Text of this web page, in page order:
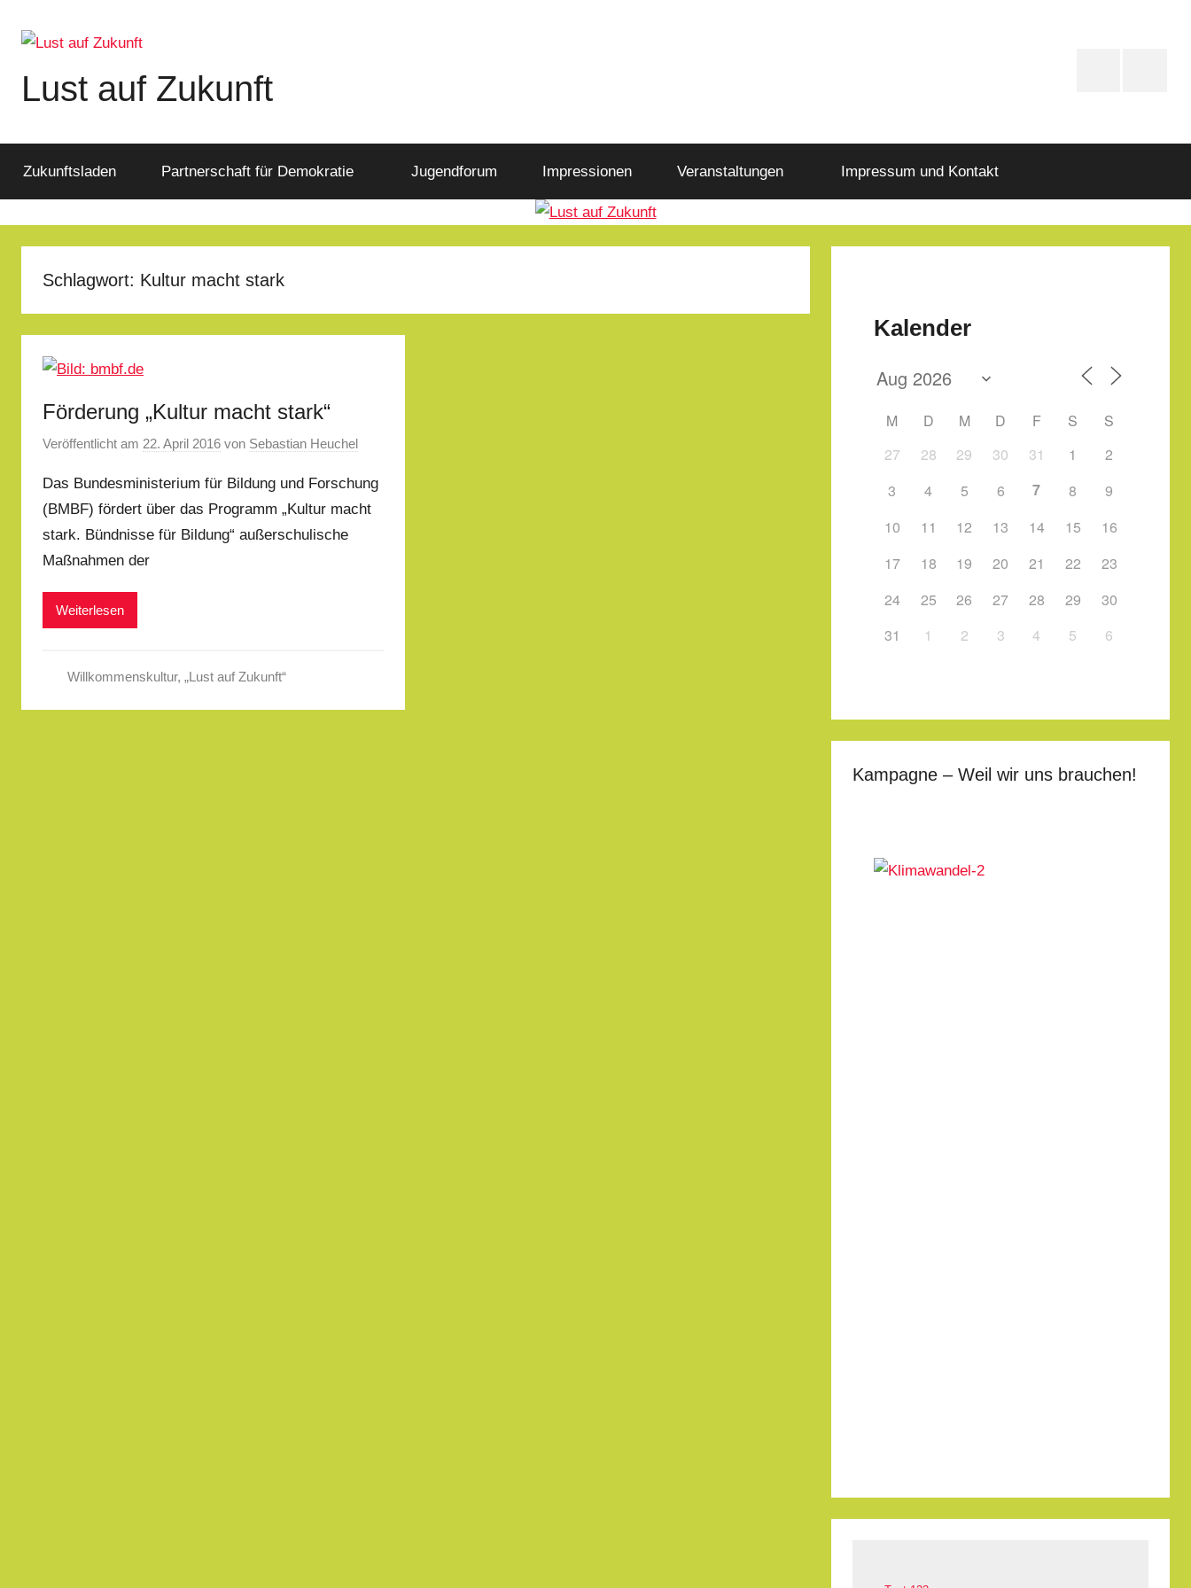
Inhalt
Lust auf Zukunft
Partnerschaft
für
Zukunftsladen Partnerschaft für Demokratie Jugendforum Impressionen Veranstaltungen Impressum und Kontakt
Schlagwort: Kultur macht stark
Förderung „Kultur macht stark“
Veröffentlicht am 22. April 2016 von Sebastian Heuchel
Das Bundesministerium für Bildung und Forschung
(BMBF) fördert über das Programm „Kultur macht
stark. Bündnisse für Bildung“ außerschulische
Maßnahmen der
Weiterlesen
Willkommenskultur, „Lust auf Zukunft“
Kalender
M D M D F S
S
27
28 29 30 31 1
2
3
4 5 6 7 8
9
10
11 12 13 14 15
16
17
18 19 20 21 22
23
24
25 26 27 28 29
30
31
1 2 3 4 5 6
Kampagne – Weil wir uns brauchen!